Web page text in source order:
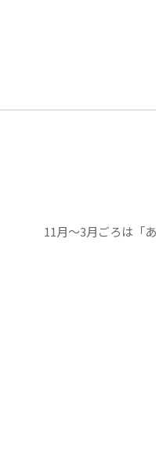
大納言小
冬は温めて
お好みによ
11月〜3月ごろは「